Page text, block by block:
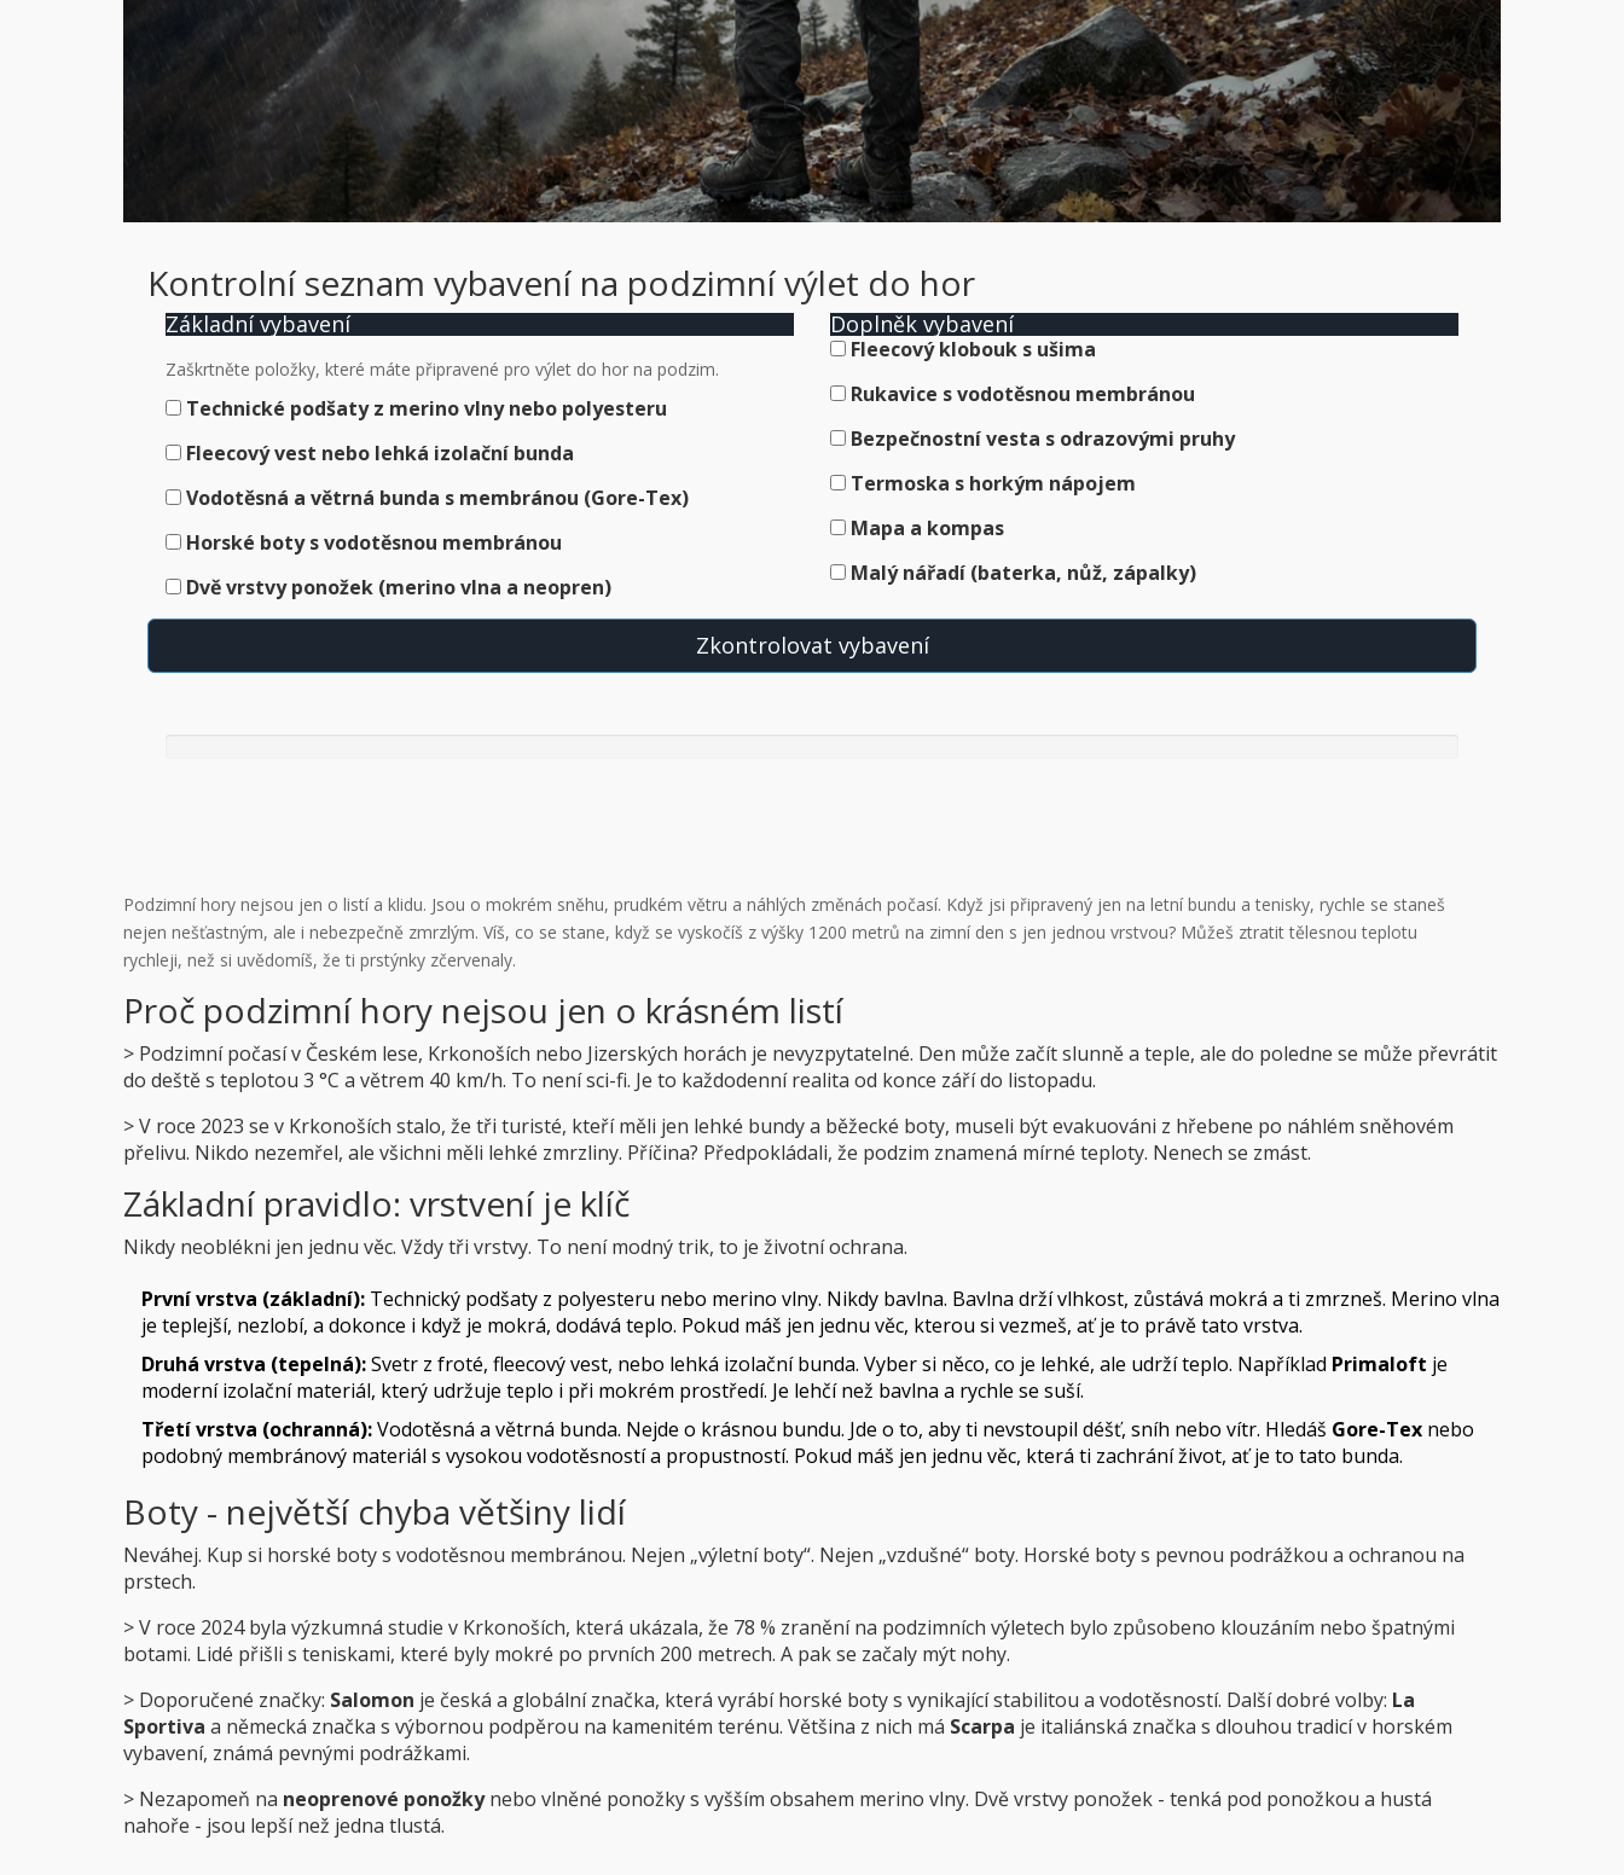
Kontrolní seznam vybavení na podzimní výlet do hor
Základní vybavení
Zaškrtněte položky, které máte připravené pro výlet do hor na podzim.
Technické podšaty z merino vlny nebo polyesteru
Fleecový vest nebo lehká izolační bunda
Vodotěsná a větrná bunda s membránou (Gore-Tex)
Horské boty s vodotěsnou membránou
Dvě vrstvy ponožek (merino vlna a neopren)
Doplněk vybavení
Fleecový klobouk s ušima
Rukavice s vodotěsnou membránou
Bezpečnostní vesta s odrazovými pruhy
Termoska s horkým nápojem
Mapa a kompas
Malý nářadí (baterka, nůž, zápalky)
Zkontrolovat vybavení
Podzimní hory nejsou jen o listí a klidu. Jsou o mokrém sněhu, prudkém větru a náhlých změnách počasí. Když jsi připravený jen na letní bundu a tenisky, rychle se staneš
nejen nešťastným, ale i nebezpečně zmrzlým. Víš, co se stane, když se vyskočíš z výšky 1200 metrů na zimní den s jen jednou vrstvou? Můžeš ztratit tělesnou teplotu
rychleji, než si uvědomíš, že ti prstýnky zčervenaly.
Proč podzimní hory nejsou jen o krásném listí
> Podzimní počasí v Českém lese, Krkonoších nebo Jizerských horách je nevyzpytatelné. Den může začít slunně a teple, ale do poledne se může převrátit
do deště s teplotou 3 °C a větrem 40 km/h. To není sci-fi. Je to každodenní realita od konce září do listopadu.
> V roce 2023 se v Krkonoších stalo, že tři turisté, kteří měli jen lehké bundy a běžecké boty, museli být evakuováni z hřebene po náhlém sněhovém
přelivu. Nikdo nezemřel, ale všichni měli lehké zmrzliny. Příčina? Předpokládali, že podzim znamená mírné teploty. Nenech se zmást.
Základní pravidlo: vrstvení je klíč
Nikdy neoblékni jen jednu věc. Vždy tři vrstvy. To není modný trik, to je životní ochrana.
První vrstva (základní): Technický podšaty z polyesteru nebo merino vlny. Nikdy bavlna. Bavlna drží vlhkost, zůstává mokrá a ti zmrzneš. Merino vlna
je teplejší, nezlobí, a dokonce i když je mokrá, dodává teplo. Pokud máš jen jednu věc, kterou si vezmeš, ať je to právě tato vrstva.
Druhá vrstva (tepelná):Svetr z froté, fleecový vest, nebo lehká izolační bunda. Vyber si něco, co je lehké, ale udrží teplo. Například Primaloft je
moderní izolační materiál, který udržuje teplo i při mokrém prostředí. Je lehčí než bavlna a rychle se suší.
Třetí vrstva (ochranná):Vodotěsná a větrná bunda. Nejde o krásnou bundu. Jde o to, aby ti nevstoupil déšť, sníh nebo vítr. Hledáš Gore-Tex nebo
podobný membránový materiál s vysokou vodotěsností a propustností. Pokud máš jen jednu věc, která ti zachrání život, ať je to tato bunda.
Boty - největší chyba většiny lidí
Neváhej. Kup si horské boty s vodotěsnou membránou. Nejen „výletní boty“. Nejen „vzdušné“ boty. Horské boty s pevnou podrážkou a ochranou na
prstech.
> V roce 2024 byla výzkumná studie v Krkonoších, která ukázala, že 78 % zranění na podzimních výletech bylo způsobeno klouzáním nebo špatnými
botami. Lidé přišli s teniskami, které byly mokré po prvních 200 metrech. A pak se začaly mýt nohy.
> Doporučené značky: Salomon je česká a globální značka, která vyrábí horské boty s vynikající stabilitou a vodotěsností. Další dobré volby: La
Sportiva a německá značka s výbornou podpěrou na kamenitém terénu. Většina z nich má Scarpa je italiánská značka s dlouhou tradicí v horském
vybavení, známá pevnými podrážkami.
> Nezapomeň na neoprenové ponožkynebo vlněné ponožky s vyšším obsahem merino vlny. Dvě vrstvy ponožek - tenká pod ponožkou a hustá
nahoře - jsou lepší než jedna tlustá.